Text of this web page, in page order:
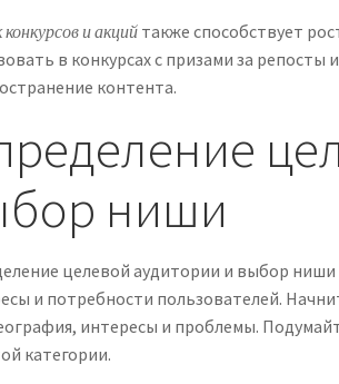
конкурсов и акций также способствует
в конкурсах с призами за
контента.
ниши
целевой аудитории и выбор
и потребности пользователей.
интересы и проблемы.
категории.